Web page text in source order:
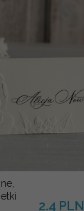
2.4 PLN